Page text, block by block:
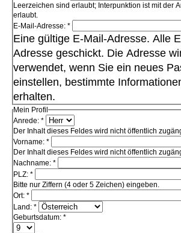
Leerzeichen sind erlaubt; Interpunktion ist mit der
erlaubt.
E-Mail-Adresse: *
Eine gültige E-Mail-Adresse. Alle
Adresse geschickt. Die Adresse
verwendet, wenn Sie ein neues
einstellen, bestimmte
erhalten.
Mein Profil
Anrede: *
Der Inhalt dieses Feldes wird nicht öffentlich
Vorname: *
Der Inhalt dieses Feldes wird nicht öffentlich
Nachname: *
PLZ: *
Bitte nur Ziffern (4 oder 5 Zeichen) eingeben.
Ort: *
Land: *
Geburtsdatum: *